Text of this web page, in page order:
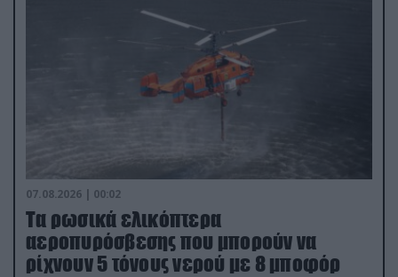
07.08.2026 | 00:02
Τα ρωσικά ελικόπτερα
αεροπυρόσβεσης που μπορούν να
ρίχνουν 5 τόνους νερού με 8 μποφόρ